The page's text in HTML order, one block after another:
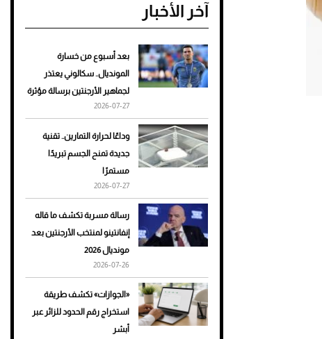
تمنحك فخامة استثنائية
هوى الأبطال
أفضل تدريج للشعر الطويل
لإطلالة جريئة وعصرية
للرجال
آخر الأخبار
بعد أسبوع من خسارة
المونديال.. سكالوني يعتذر
لجماهير الأرجنتين برسالة مؤثرة
2026-07-27
وداعًا لحرارة التمارين.. تقنية
جديدة تمنح الجسم تبريدًا
مستمرًا
2026-07-27
رسالة مسربة تكشف ما قاله
إنفانتينو لمنتخب الأرجنتين بعد
مونديال 2026
2026-07-26
«الجوازات» تكشف طريقة
استخراج رقم الحدود للزائر عبر
أبشر